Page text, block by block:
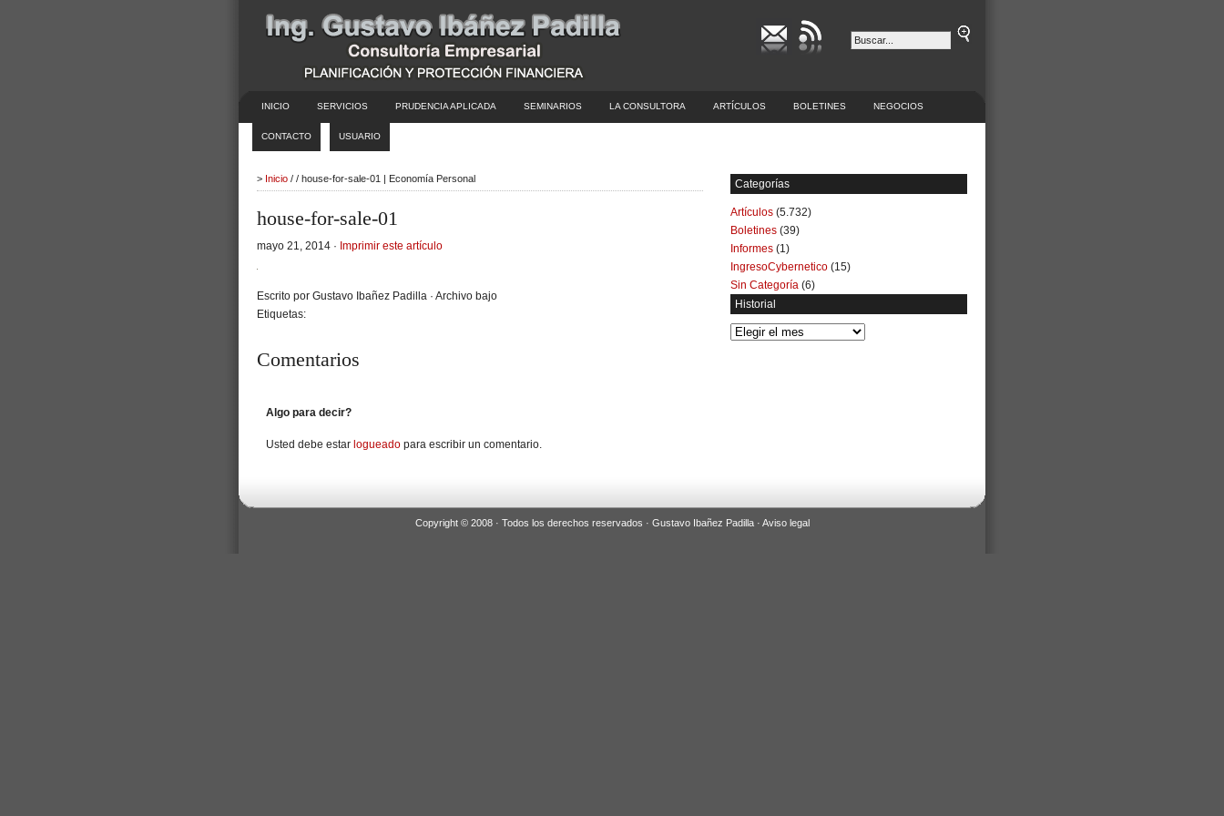
INICIO SERVICIOS PRUDENCIA APLICADA SEMINARIOS LA CONSULTORA ARTÍCULOS BOLETINES NEGOCIOS
CONTACTO USUARIO
> Inicio / / house-for-sale-01 | Economía Personal
house-for-sale-01
mayo 21, 2014 · Imprimir este artículo
Escrito por Gustavo Ibañez Padilla · Archivo bajo
Etiquetas:
Comentarios
Algo para decir?
Usted debe estar logueado para escribir un comentario.
Categorías
Artículos (5.732)
Boletines (39)
Informes (1)
IngresoCybernetico (15)
Sin Categoría (6)
Historial
Historial
Copyright © 2008 · Todos los derechos reservados · Gustavo Ibañez Padilla · Aviso legal